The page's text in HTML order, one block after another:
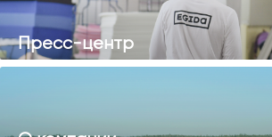
Пресс-центр